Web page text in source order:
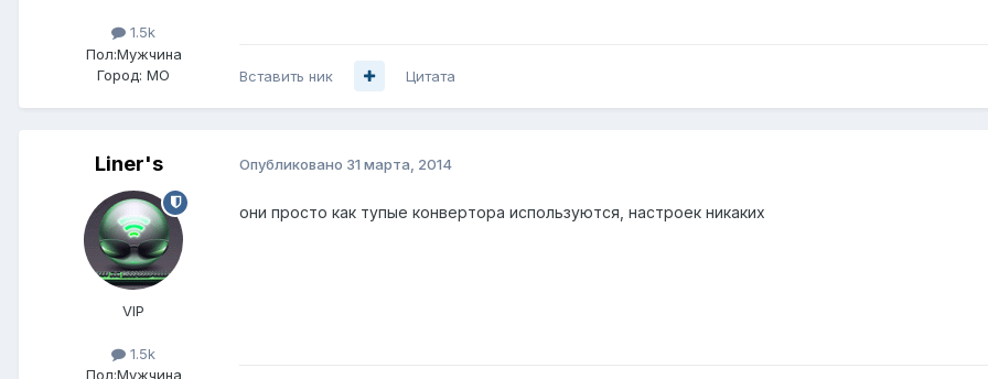
1.5k
Пол:Мужчина
Город: МО Вставить ник Цитата
Liner's
VIP
1.5k
Пол:Мужчина
Опубликовано 31 марта, 2014
они просто как тупые конвертора используются, настроек никаких